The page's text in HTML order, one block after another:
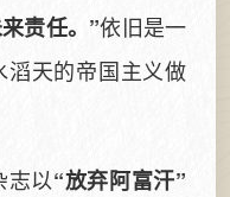
责任。”依旧是一
天的帝国主义做
志以“放弃阿富汗”